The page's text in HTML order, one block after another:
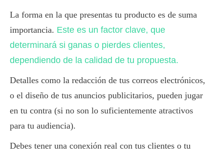
La forma en la que presentas tu producto es de suma
importancia. Este es un factor clave, que
determinará si ganas o pierdes clientes,
dependiendo de la calidad de tu propuesta.
Detalles como la redacción de tus correos electrónicos,
o el diseño de tus anuncios publicitarios, pueden jugar
en tu contra (si no son lo suficientemente atractivos
para tu audiencia).
Debes tener una conexión real con tus clientes o tu